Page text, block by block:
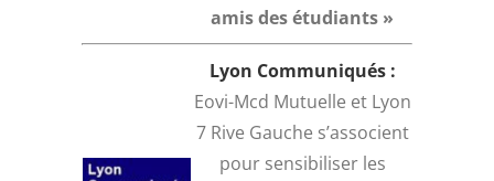
amis des étudiants »
Lyon Communiqués :
Eovi-Mcd Mutuelle et Lyon
7 Rive Gauche s’associent
pour sensibiliser les